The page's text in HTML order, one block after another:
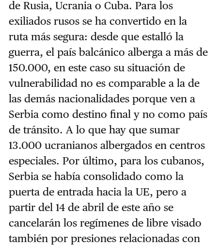
de Rusia, Ucrania o Cuba. Para los
exiliados rusos se ha convertido en la
ruta más segura: desde que estalló la
guerra, el país balcánico alberga a más de
150.000, en este caso su situación de
vulnerabilidad no es comparable a la de
las demás nacionalidades porque ven a
Serbia como destino final y no como país
de tránsito. A lo que hay que sumar
13.000 ucranianos albergados en centros
especiales. Por último, para los cubanos,
Serbia se había consolidado como la
puerta de entrada hacia la UE, pero a
partir del 14 de abril de este año se
cancelarán los regímenes de libre visado
también por presiones relacionadas con